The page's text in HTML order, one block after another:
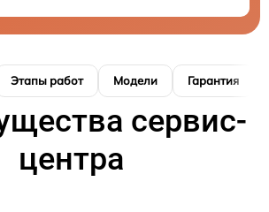
Этапы работ Модели Гарантия
сервис-
центра